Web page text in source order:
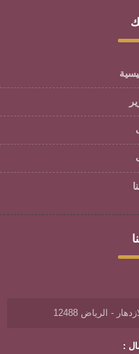
- الرياض 12488
: